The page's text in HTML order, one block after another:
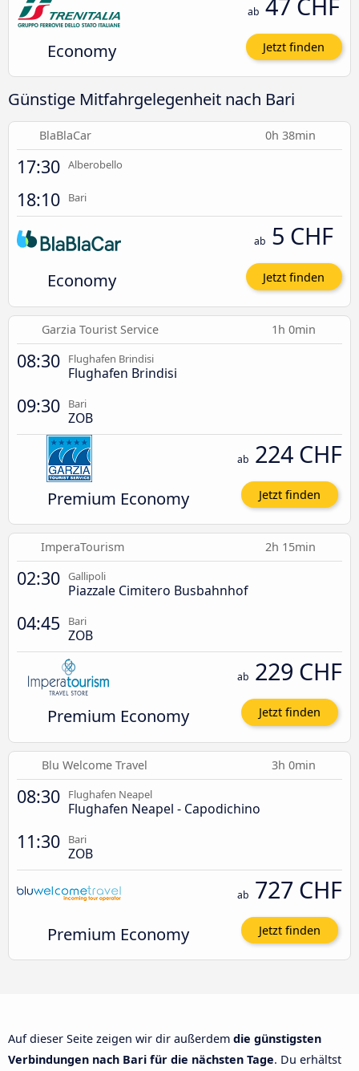
Economy
ab
Jetzt finden
Günstige Mitfahrgelegenheit nach Bari
BlaBlaCar 0h 38min
17:30 Alberobello
18:10 Bari
Economy
ab 5 CHF
Jetzt finden
Garzia Tourist Service 1h 0min
08:30 Flughafen Brindisi
Flughafen Brindisi
09:30 Bari
ZOB
Premium Economy
ab 224 CHF
Jetzt finden
ImperaTourism 2h 15min
02:30 Gallipoli
Piazzale Cimitero Busbahnhof
04:45 Bari
ZOB
Premium Economy
ab 229 CHF
Jetzt finden
Blu Welcome Travel 3h 0min
08:30 Flughafen Neapel
Flughafen Neapel - Capodichino
11:30 Bari
ZOB
Premium Economy
ab 727 CHF
Jetzt finden
Auf dieser Seite zeigen wir dir außerdem die günstigsten
Verbindungen nach Bari für die nächsten Tage. Du erhältst